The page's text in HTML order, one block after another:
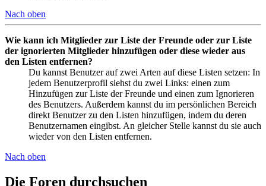
Nach oben
Wie kann ich Mitglieder zur Liste der Freunde oder zur Liste
der ignorierten Mitglieder hinzufügen oder diese wieder aus
den Listen entfernen?
Du kannst Benutzer auf zwei Arten auf diese Listen setzen: In
jedem Benutzerprofil siehst du zwei Links: einen zum
Hinzufügen zur Liste der Freunde und einen zum Ignorieren
des Benutzers. Außerdem kannst du im persönlichen Bereich
direkt Benutzer zu den Listen hinzufügen, indem du deren
Benutzernamen eingibst. An gleicher Stelle kannst du sie auch
wieder von den Listen entfernen.
Nach oben
Die Foren durchsuchen